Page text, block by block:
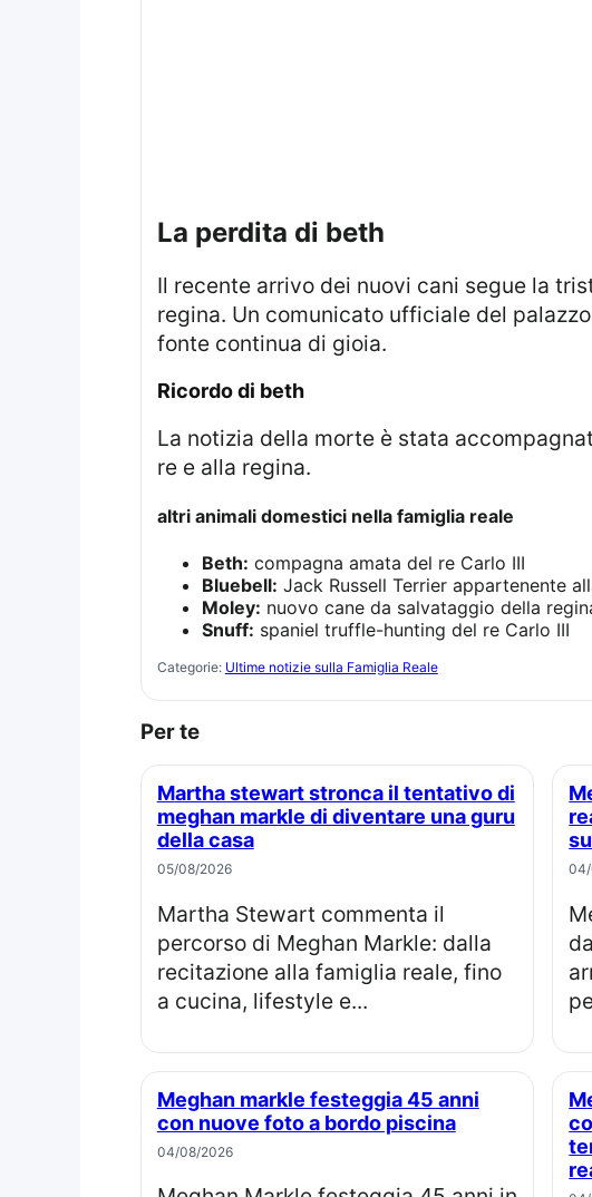
la perdita di beth
Il recente arrivo dei nuovi cani segue la triste perdita della cagna Beth, che era stata a lungo la compagna della
regina. Un comunicato ufficiale del
fonte continua di gioia.
ricordo di beth
La notizia della morte è stata accompagnata da foto significative che immortalano momenti felici trascorsi insieme al
re e alla regina.
altri animali domestici nella famiglia reale
Beth: compagna amata del re Carlo III
Bluebell: Jack Russell Terrier appartenente
Moley: nuovo cane da salvataggio della
Snuff: spaniel truffle-hunting del re Carlo III
Categorie: Ultime notizie sulla Famiglia Reale
Per te
Martha stewart stronca il tentativo di
meghan markle di diventare una guru
della casa
05/08/2026
Martha Stewart commenta il
percorso di Meghan Markle: dalla
recitazione alla famiglia reale, fino
a cucina, lifestyle e...
Meghan markle, perché la famiglia
Meghan Markle compie 45 anni, ma
Meghan markle festeggia 45 anni
con nuove foto a bordo piscina
04/08/2026
Meghan markle compie 45 anni: